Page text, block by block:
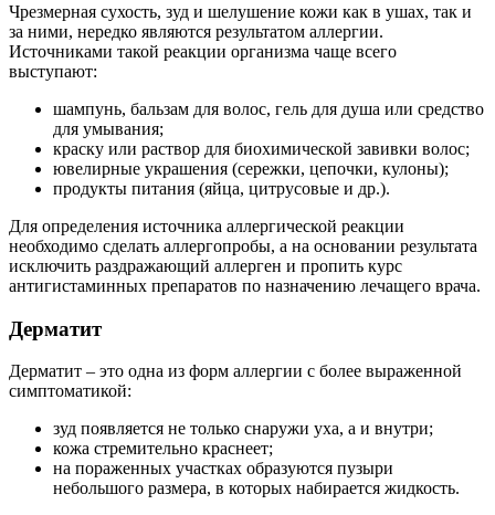
Чрезмерная сухость, зуд и шелушение кожи как в ушах, так и
за ними, нередко являются результатом аллергии.
Источниками такой реакции организма чаще всего
выступают:
шампунь, бальзам для волос, гель для душа или средство
для умывания;
краску или раствор для биохимической завивки волос;
ювелирные украшения (сережки, цепочки, кулоны);
продукты питания (яйца, цитрусовые и др.).
Для определения источника аллергической реакции
необходимо сделать аллергопробы, а на основании результата
исключить раздражающий аллерген и пропить курс
антигистаминных препаратов по назначению лечащего врача.
Дерматит
Дерматит – это одна из форм аллергии с более выраженной
симптоматикой:
зуд появляется не только снаружи уха, а и внутри;
кожа стремительно краснеет;
на пораженных участках образуются пузыри
небольшого размера, в которых набирается жидкость.